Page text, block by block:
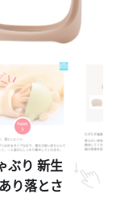
ぶり 新生
り落とさ